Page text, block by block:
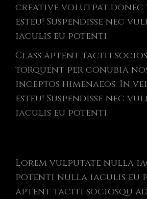
creative volutpat donec
esteu! Suspendisse nec
iaculis eu potenti.
Class aptent taciti
torquent per conubia
inceptos himenaeos. In
esteu! Suspendisse nec
iaculis eu potenti.
Lorem vulputate nulla
potenti nulla iaculis eu
aptent taciti sociosqu